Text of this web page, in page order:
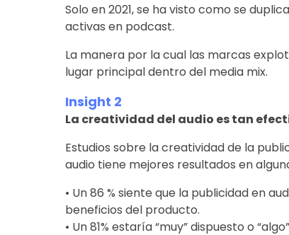
Solo en 2021, se ha visto como se
activas en podcast.
La manera por la cual las marcas
lugar principal dentro del media mix.
Insight 2
La creatividad del audio es tan
Estudios sobre la creatividad de la
audio tiene mejores resultados en
• Un 86 % siente que la publicidad en
beneficios del producto.
• Un 81% estaría “muy” dispuesto o